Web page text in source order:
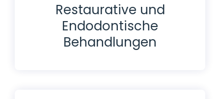
Restaurative und
Endodontische
Behandlungen